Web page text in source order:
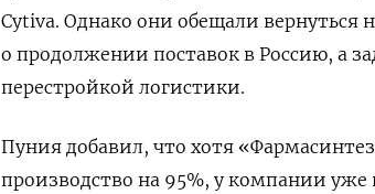
Cytiva. Однако они обещали вернуться
о продолжении поставок в Россию, а
перестройкой логистики.
Пуния добавил, что хотя
производство на 95%, у компании